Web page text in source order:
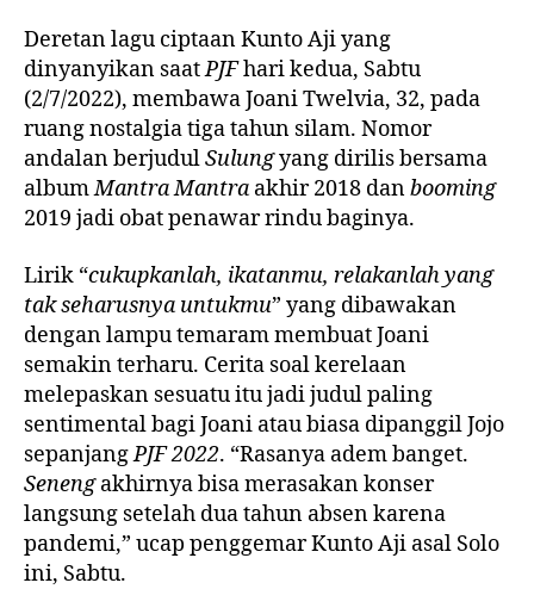
Deretan lagu ciptaan Kunto Aji yang
dinyanyikan saatPJFhari kedua, Sabtu
(2/7/2022), membawa Joani Twelvia, 32, pada
ruang nostalgia tiga tahun silam. Nomor
andalan berjudulSulungyang dirilis bersama
albumMantra Mantra akhir 2018 danbooming
2019 jadi obat penawar rindu baginya.
Lirik “cukupkanlah, ikatanmu, relakanlah yang
tak seharusnya untukmu” yang dibawakan
dengan lampu temaram membuat Joani
semakin terharu. Cerita soal kerelaan
melepaskan sesuatu itu jadi judul paling
sentimental bagi Joani atau biasa dipanggil Jojo
sepanjangPJF 2022. “Rasanya adem banget.
Senengakhirnya bisa merasakan konser
langsung setelah dua tahun absen karena
pandemi,” ucap penggemar Kunto Aji asal Solo
ini, Sabtu.